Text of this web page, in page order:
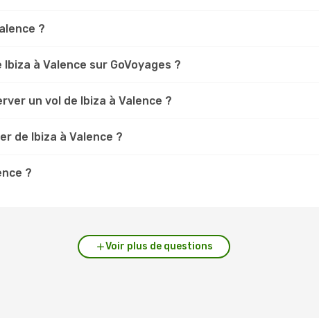
?
à Valence sur GoVoyages ?
un vol de Ibiza à Valence ?
de Ibiza à Valence ?
?
Voir plus de questions